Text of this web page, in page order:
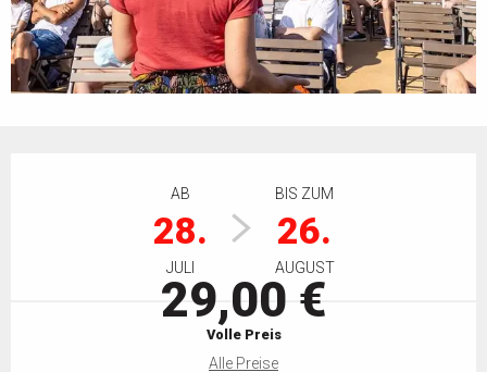
AB
28.
JULI
BIS ZUM
26.
AUGUST
29,00 €
Volle Preis
Alle Preise